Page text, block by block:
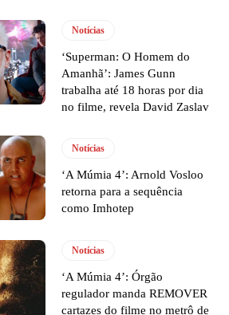
Notícias
‘Superman: O Homem do
Amanhã’: James Gunn
trabalha até 18 horas por dia
no filme, revela David Zaslav
Notícias
‘A Múmia 4’: Arnold Vosloo
retorna para a sequência
como Imhotep
Notícias
‘A Múmia 4’: Órgão
regulador manda REMOVER
cartazes do filme no metrô de